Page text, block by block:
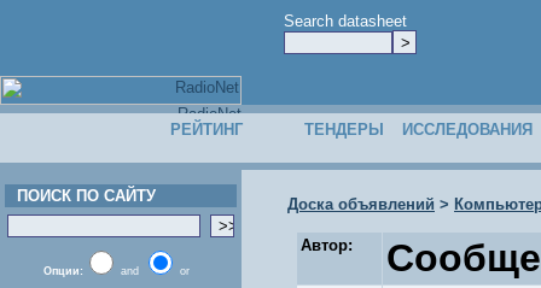
Search datasheet
РЕЙТИНГ ТЕНДЕРЫ ИССЛЕДОВАНИЯ
ПОИСК ПО САЙТУ
Опции: and or
Доска объявлений >
Автор: